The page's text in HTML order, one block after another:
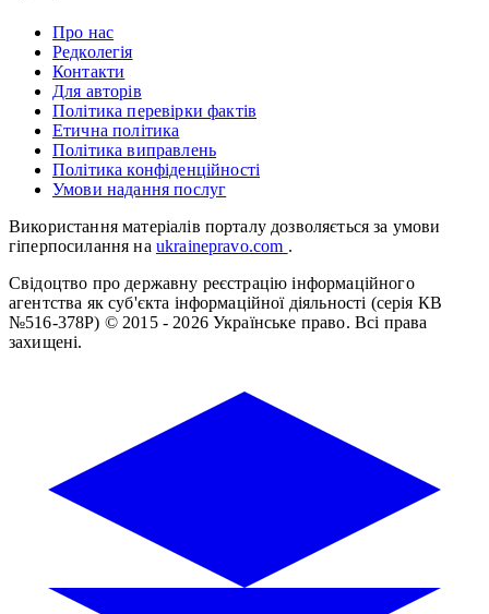
Про нас
Редколегія
Контакти
Для авторів
Політика перевірки фактів
Етична політика
Політика виправлень
Політика конфіденційності
Умови надання послуг
Використання матеріалів порталу дозволяється за умови
гіперпосилання на ukrainepravo.com .
Свідоцтво про державну реєстрацію інформаційного
агентства як суб'єкта інформаційної діяльності (серія КВ
№516-378Р) © 2015 - 2026 Українське право. Всі права
захищені.